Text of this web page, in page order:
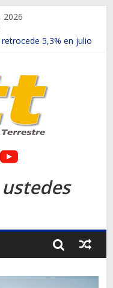
2026
en lanzar la nueva
Chevrolet en el Biobío
en Rancagua y
estrenada Bolden en